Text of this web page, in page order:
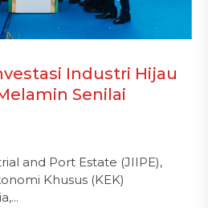
Industri Hijau
Senilai
and Port Estate (JIIPE),
Khusus (KEK)